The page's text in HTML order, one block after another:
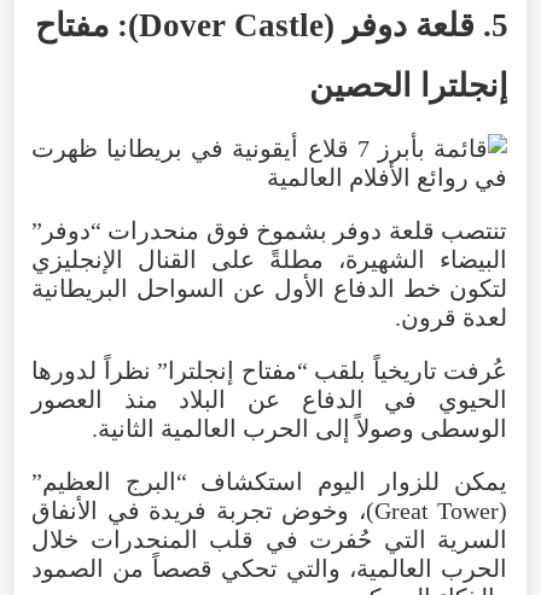
5
. قلعة دوفر (
Dover Castle
): مفتاح
إنجلترا
الحصين
تنتصب قلعة دوفر بشموخ فوق منحدرات “دوفر ”
البيضاء
الشهيرة، مطلةً على القنال
الإنجليزي
لتكون خط الدفاع الأول عن السواحل البريطانية
لعدة قرون.
عُرفت تاريخياً بلقب “مفتاح إنجلترا” نظراً لدورها
الحيوي
في الدفاع عن البلاد منذ
العصور
الوسطى وصولاً إلى الحرب العالمية الثانية.
يمكن
للزوار اليوم استكشاف “البرج العظيم”
(
Great Tower )، وخوض تجربة فريدة في الأنفاق
السرية التي حُفرت في قلب المنحدرات خلال
الحرب العالمية، والتي تحكي قصصاً من الصمود